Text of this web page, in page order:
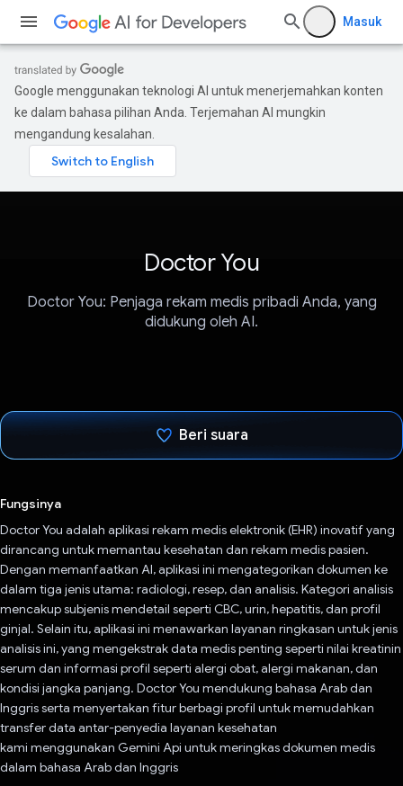
Masuk
Google menggunakan teknologi AI untuk menerjemahkan konten
ke dalam bahasa pilihan Anda. Terjemahan AI mungkin
mengandung kesalahan.
Doctor You
Doctor You: Penjaga rekam medis pribadi Anda, yang
didukung oleh AI.
Beri suara
Fungsinya
Doctor You adalah aplikasi rekam medis elektronik (EHR) inovatif yang
dirancang untuk memantau kesehatan dan rekam medis pasien.
Dengan memanfaatkan AI, aplikasi ini mengategorikan dokumen ke
dalam tiga jenis utama: radiologi, resep, dan analisis. Kategori analisis
mencakup subjenis mendetail seperti CBC, urin, hepatitis, dan profil
ginjal. Selain itu, aplikasi ini menawarkan layanan ringkasan untuk jenis
analisis ini, yang mengekstrak data medis penting seperti nilai kreatinin
serum dan informasi profil seperti alergi obat, alergi makanan, dan
kondisi jangka panjang. Doctor You mendukung bahasa Arab dan
Inggris serta menyertakan fitur berbagi profil untuk memudahkan
transfer data antar-penyedia layanan kesehatan
kami menggunakan Gemini Api untuk meringkas dokumen medis
dalam bahasa Arab dan Inggris